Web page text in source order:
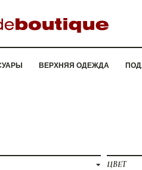
ВЕРХНЯЯ ОДЕЖДА
ЦВЕТ